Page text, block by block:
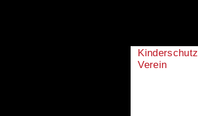
Kinderschutz
Verein